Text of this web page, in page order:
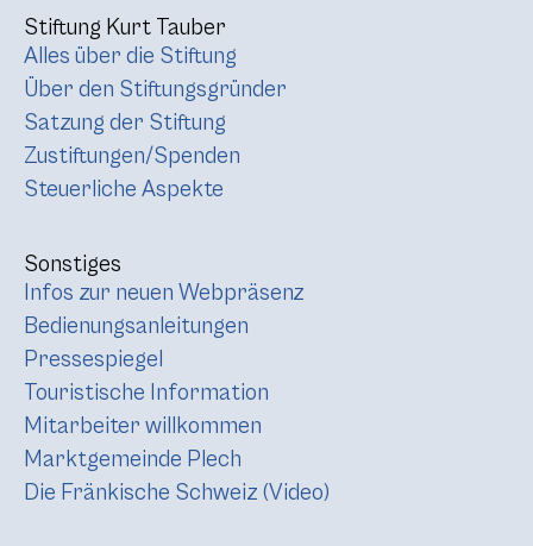
Stiftung Kurt Tauber
Alles über die Stiftung
Über den Stiftungsgründer
Satzung der Stiftung
Zustiftungen/Spenden
Steuerliche Aspekte
Sonstiges
Infos zur neuen Webpräsenz
Bedienungsanleitungen
Pressespiegel
Touristische Information
Mitarbeiter willkommen
Marktgemeinde Plech
Die Fränkische Schweiz (Video)